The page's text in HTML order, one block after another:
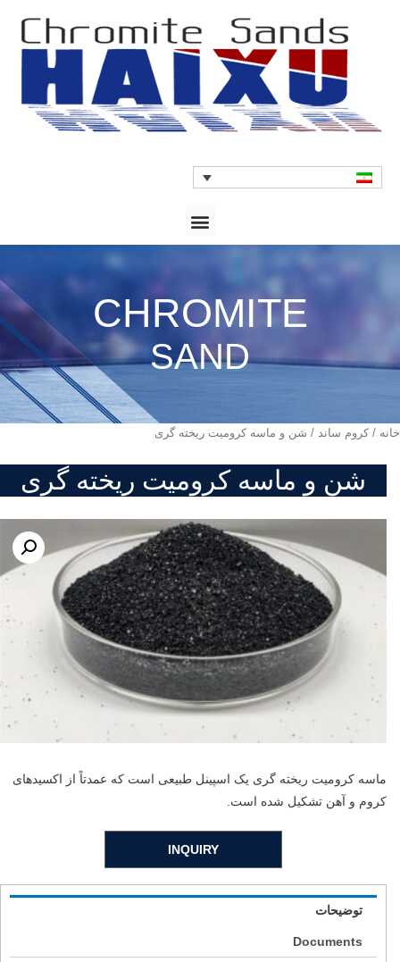
CHROMITE
SAND
خانه / کروم ساند / شن و ماسه کرومیت ریخته گری
شن و ماسه کرومیت ریخته گری
ماسه کرومیت ریخته گری یک اسپینل طبیعی است که عمدتاً از اکسیدهای
کروم و آهن تشکیل شده است.
INQUIRY
توضیحات
Documents